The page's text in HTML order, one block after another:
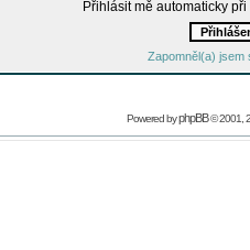
Přihlásit mě automaticky
Zapomněl(a) jsem
Powered byphpBB© 2001,